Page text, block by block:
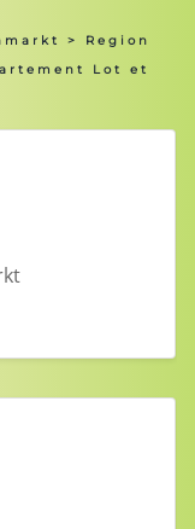
> Region
Lot et